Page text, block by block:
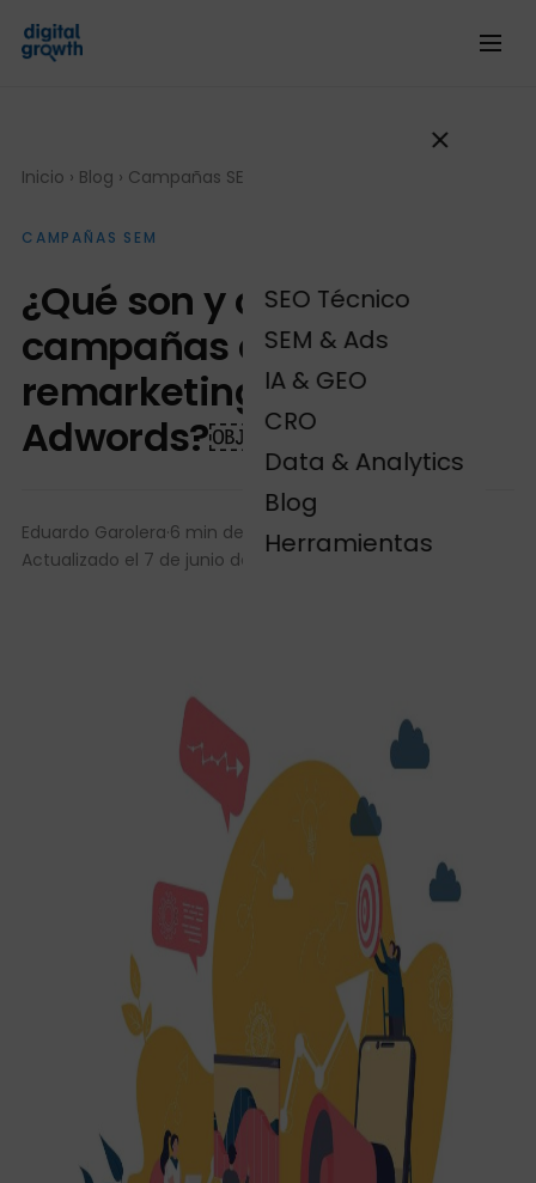
SEO Técnico
SEM & Ads
IA & GEO
CRO
Data & Analytics
Blog
Herramientas
Inicio › Blog › Campañas SEM
CAMPAÑAS SEM
¿Qué son y cómo hacer
campañas de
remarketing en Google
Adwords?￼
Eduardo Garolera·6 min de lectura·
Actualizado el 7 de junio de 2024